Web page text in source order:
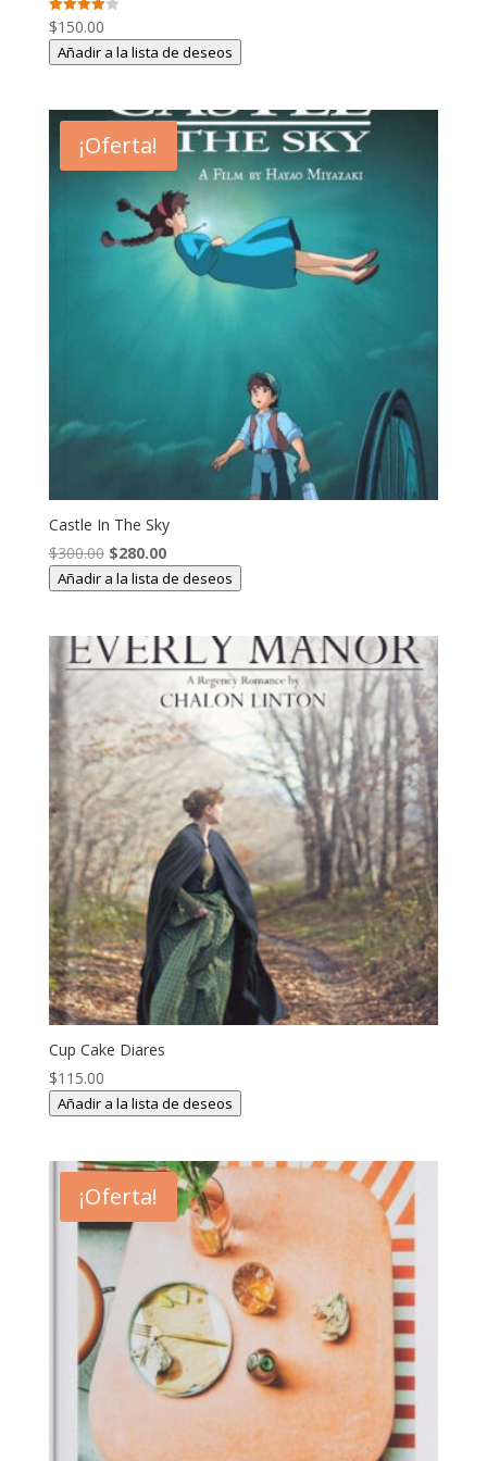
Valorado
con
4.00
de 5
$150.00
Añadir a la lista de deseos
¡Oferta!
Castle In The Sky
$300.00 El
precio
$300.00.
$280.00El
precio
$280.00.
Añadir a la lista de deseos
Cup Cake Diares
$115.00
Añadir a la lista de deseos
¡Oferta!